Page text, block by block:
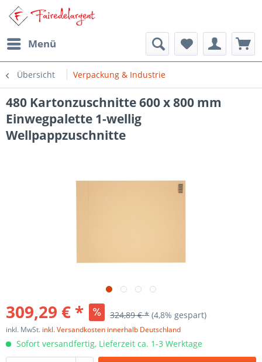
Menü
Übersicht Verpackung & Industrie
480 Kartonzuschnitte 600 x 800 mm
Einwegpalette 1-wellig
Wellpappzuschnitte
309,29 € * 324,89 € * (4,8% gespart)
inkl. MwSt. inkl. Versandkosten innerhalb Deutschland
Sofort versandfertig, Lieferzeit ca. 1-3 Werktage